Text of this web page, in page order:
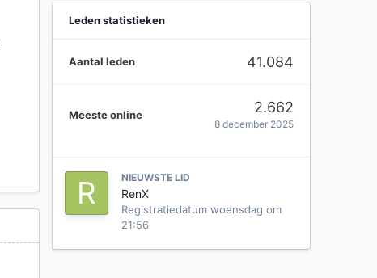
Leden statistieken
Aantal leden 41.084
Meeste online 2.662
8 december 2025
NIEUWSTE LID
RenX
Registratiedatum woensdag om
21:56